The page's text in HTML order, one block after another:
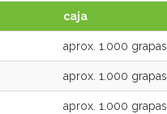
caja
aprox. 1.000 grapas
aprox. 1.000 grapas
aprox. 1.000 grapas